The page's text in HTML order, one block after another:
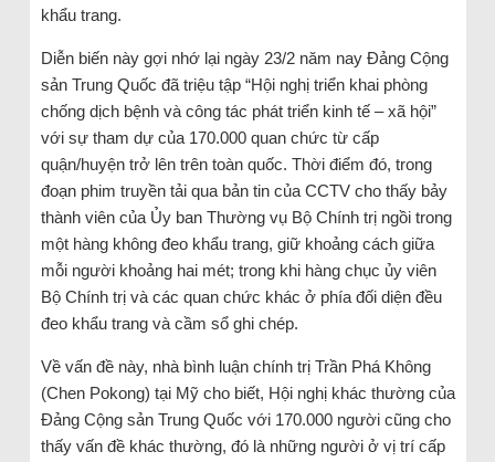
khẩu trang.
Diễn biến này gợi nhớ lại ngày 23/2 năm nay Đảng Cộng
sản Trung Quốc đã triệu tập “Hội nghị triển khai phòng
chống dịch bệnh và công tác phát triển kinh tế – xã hội”
với sự tham dự của 170.000 quan chức từ cấp
quận/huyện trở lên trên toàn quốc. Thời điểm đó, trong
đoạn phim truyền tải qua bản tin của CCTV cho thấy bảy
thành viên của Ủy ban Thường vụ Bộ Chính trị ngồi trong
một hàng không đeo khẩu trang, giữ khoảng cách giữa
mỗi người khoảng hai mét; trong khi hàng chục ủy viên
Bộ Chính trị và các quan chức khác ở phía đối diện đều
đeo khẩu trang và cầm sổ ghi chép.
Về vấn đề này, nhà bình luận chính trị Trần Phá Không
(Chen Pokong) tại Mỹ cho biết, Hội nghị khác thường của
Đảng Cộng sản Trung Quốc với 170.000 người cũng cho
thấy vấn đề khác thường, đó là những người ở vị trí cấp